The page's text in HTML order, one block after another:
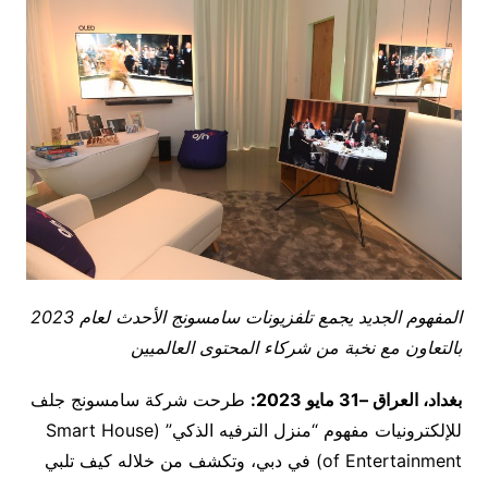
المفهوم الجديد يجمع تلفزيونات سامسونج الأحدث لعام 2023
بالتعاون مع نخبة من شركاء المحتوى العالميين
بغداد، العراق –31 مايو 2023 : طرحت شركة سامسونج جلف
للإلكترونيات مفهوم “منزل الترفيه الذكي” (Smart House
of Entertainment) في دبي، وتكشف من خلاله كيف تلبي